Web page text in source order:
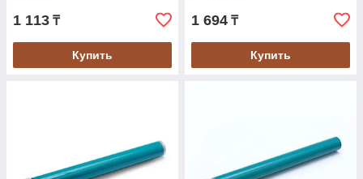
1 113 ₸
Купить
1 694 ₸
Купить